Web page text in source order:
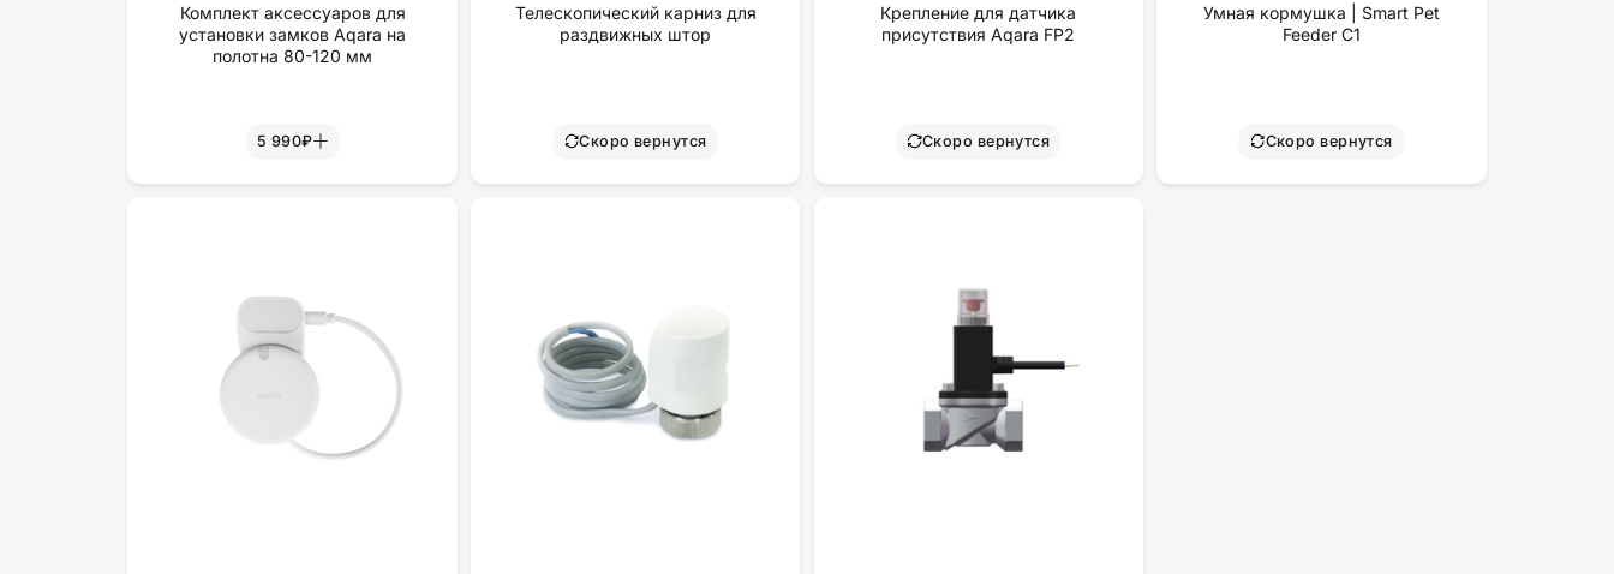
Комплект аксессуаров для
установки замков Aqara на
полотна 80-120 мм
5 990₽
Телескопический карниз для
раздвижных штор
Скоро вернутся
Крепление для датчика
присутствия Aqara FP2
Скоро вернутся
Умная кормушка | Smart Pet
Feeder C1
Скоро вернутся